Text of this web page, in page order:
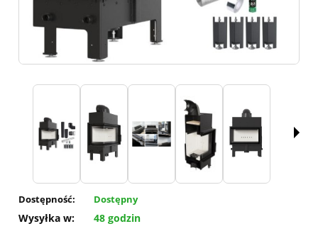
Dostępność: Dostępny
Wysyłka w: 48 godzin